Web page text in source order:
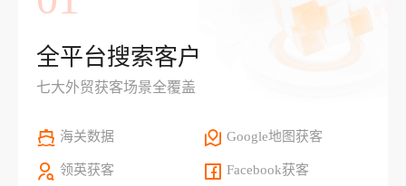
全平台搜索客户
七大外贸获客场景全覆盖
海关数据 Google地图获客
领英获客 Facebook获客